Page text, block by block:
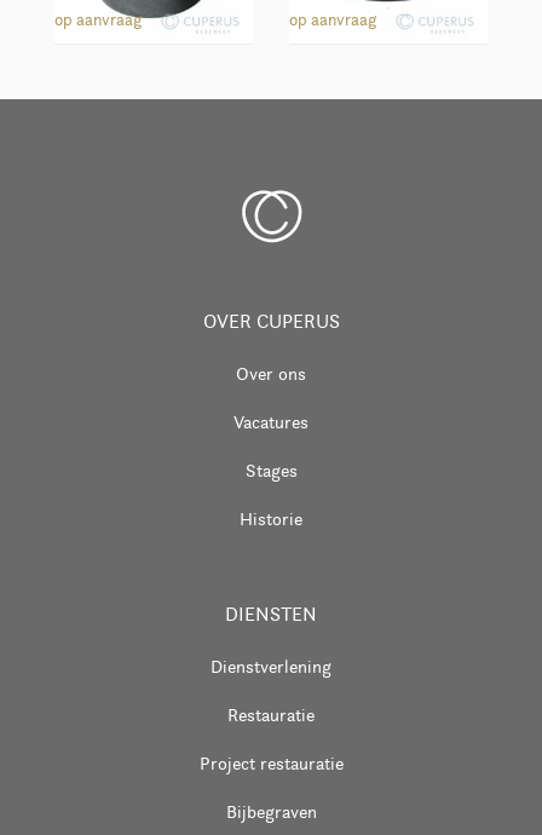
Bloempot rond Ø25
op aanvraag Bloempot rond Ø30
op aanvraag
OVER CUPERUS
Over ons
Vacatures
Stages
Historie
DIENSTEN
Dienstverlening
Restauratie
Project restauratie
Bijbegraven